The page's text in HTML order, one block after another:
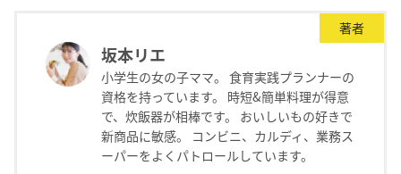
著者
坂本リエ
小学生の女の子ママ。 食育実践プランナーの
資格を持っています。 時短&簡単料理が得意
で、炊飯器が相棒です。 おいしいもの好きで
新商品に敏感。 コンビニ、カルディ、業務ス
ーパーをよくパトロールしています。